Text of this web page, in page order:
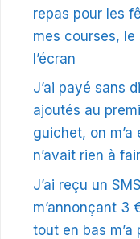
repas pour les
mes courses,
l’écran
J’ai payé sans
ajoutés au
guichet, on
n’avait rien à
J’ai reçu un
m’annonçant 3
tout en bas